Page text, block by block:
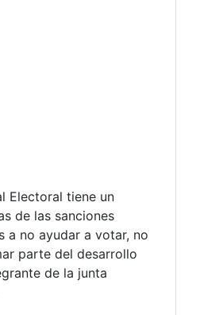
Electoral tiene un
de las sanciones
a no ayudar a votar, no
parte del desarrollo
de la junta